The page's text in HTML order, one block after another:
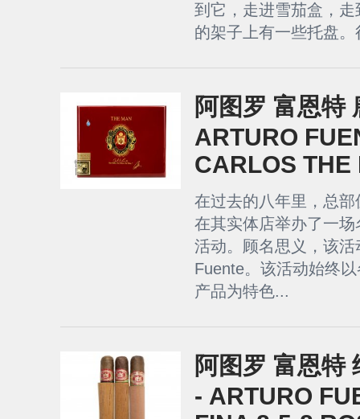
到它，走进雪茄盒，
的架子上有一些托盘
阿图罗 富恩特
ARTURO
CARLOS THE
在过去的八年里，总
在其实体店举办了一
活动。顾名思义，该
Fuente。该活动始终
产品为特色...
阿图罗 富恩特
- ARTURO